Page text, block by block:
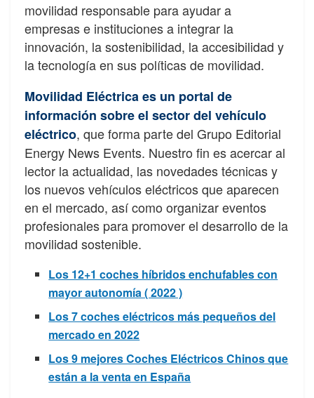
movilidad responsable para ayudar a
empresas e instituciones a integrar la
innovación, la sostenibilidad, la accesibilidad y
la tecnología en sus políticas de movilidad.
Movilidad Eléctrica es un portal de
información sobre el sector del vehículo
eléctrico, que forma parte del Grupo Editorial
Energy News Events. Nuestro fin es acercar al
lector la actualidad, las novedades técnicas y
los nuevos vehículos eléctricos que aparecen
en el mercado, así como organizar eventos
profesionales para promover el desarrollo de la
movilidad sostenible.
Los 12+1 coches híbridos enchufables con
mayor autonomía ( 2022 )
Los 7 coches eléctricos más pequeños del
mercado en 2022
Los 9 mejores Coches Eléctricos Chinos que
están a la venta en España